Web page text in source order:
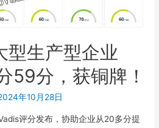
型生产型企业
59分，获铜牌！
年10月28日
评分发布，协助企业从20多分提